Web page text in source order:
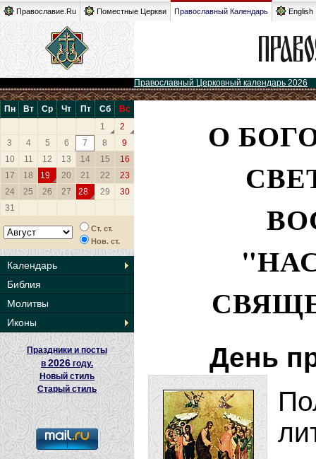
Православие.Ru Поместные Церкви Православный Календарь English
Православный Церковный календарь 2026
Пн Вт Ср Чт Пт Сб
Вс
1
2
3
4 5 6 7 8
9
10
11 12 13 14 15
16
17
18 19 20 21 22
23
24
25 26 27 28 29
30
31
Ст. ст.
Нов. ст.
Календарь
Библия
Молитвы
Иконы
Праздники и посты
в 2026 году.
Новый стиль
Старый стиль
О
День